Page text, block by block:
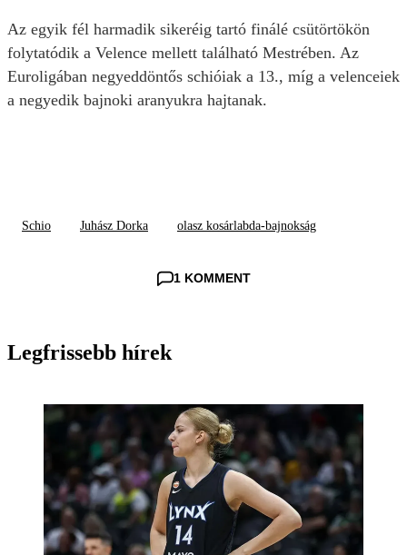
Az egyik fél harmadik sikeréig tartó finálé csütörtökön
folytatódik a Velence mellett található Mestrében. Az
Euroligában negyeddöntős schióiak a 13., míg a velenceiek
a negyedik bajnoki aranyukra hajtanak.
Schio Juhász Dorka olasz kosárlabda-bajnokság
1 KOMMENT
Legfrissebb hírek